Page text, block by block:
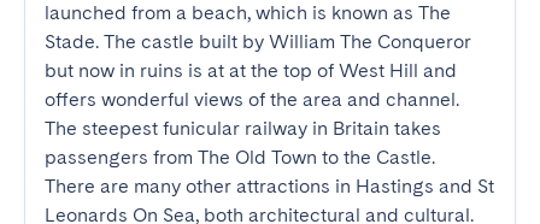
launched from a beach, which is known as The
Stade. The castle built by William The Conqueror
but now in ruins is at at the top of West Hill and
offers wonderful views of the area and channel.
The steepest funicular railway in Britain takes
passengers from The Old Town to the Castle.
There are many other attractions in Hastings and St
Leonards On Sea, both architectural and cultural.